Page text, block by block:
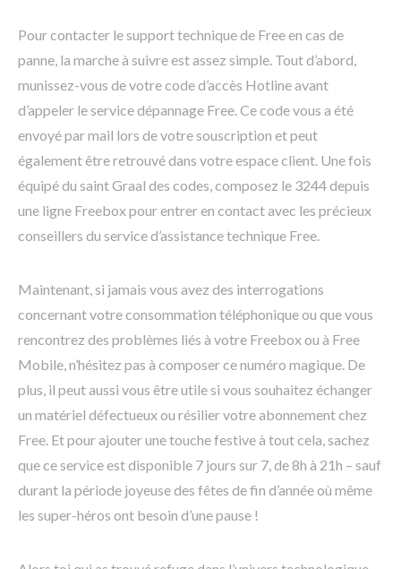
Pour contacter le support technique de Free en cas de
panne, la marche à suivre est assez simple. Tout d’abord,
munissez-vous de votre code d’accès Hotline avant
d’appeler le service dépannage Free. Ce code vous a été
envoyé par mail lors de votre souscription et peut
également être retrouvé dans votre espace client. Une fois
équipé du saint Graal des codes, composez le 3244 depuis
une ligne Freebox pour entrer en contact avec les précieux
conseillers du service d’assistance technique Free.
Maintenant, si jamais vous avez des interrogations
concernant votre consommation téléphonique ou que vous
rencontrez des problèmes liés à votre Freebox ou à Free
Mobile, n’hésitez pas à composer ce numéro magique. De
plus, il peut aussi vous être utile si vous souhaitez échanger
un matériel défectueux ou résilier votre abonnement chez
Free. Et pour ajouter une touche festive à tout cela, sachez
que ce service est disponible 7 jours sur 7, de 8h à 21h – sauf
durant la période joyeuse des fêtes de fin d’année où même
les super-héros ont besoin d’une pause !